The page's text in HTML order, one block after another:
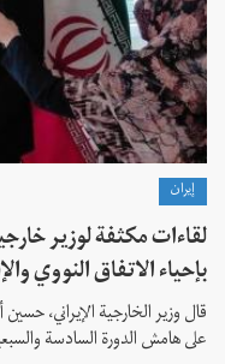
إيران
لقاءات مكثفة لوزير
بإحياء الاتفاق النووي
قال وزير الخارجية الإيراني،
على هامش الدورة السادسة